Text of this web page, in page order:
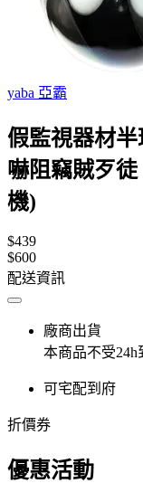
yaba 亞霸
假監視器材
嚇阻竊賊歹
機)
$439
$600
配送資訊
廠商出貨
本商品不受24h
可宅配到府
折價券
優惠活動